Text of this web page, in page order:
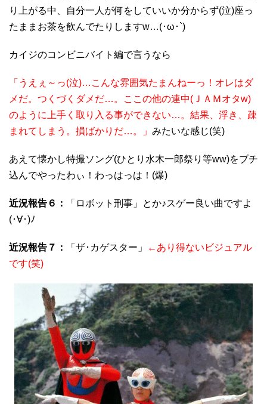
り上がる中、自分一人が何をしていいか分からず(泣)座っ
たままお茶を飲んでたりしますw…(･ω･`)
カイジのコンビニバイト編で言うなら
「うえぇ～っ(泣)…こんな雰囲気たまんねーっ！オレはダ
メだ。つくづくダメだ…。ここの他の連中(ＪＡＭオタw)
のように上手く取り入る事ができない…。結果、浮き、疎
まれてしまう。損ばかりだ…。」 みたいな感じ(笑)
あえて懐かし特撮ソング(ひとり水木一郎祭り等ww)をブチ
込んでやったわぃ！わっはっは！(爆)
近況報告６：
「ロボット刑事」とか♪スゲー良い曲ですよ
(･∀･)ﾉ
近況報告７： 「ザ･カゲスター」
←あり得ないビジュアル
です(笑)